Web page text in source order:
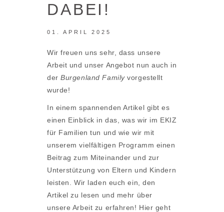
DABEI!
01. APRIL 2025
Wir freuen uns sehr, dass unsere
Arbeit und unser Angebot nun auch in
derBurgenland Familyvorgestellt
wurde!
In einem spannenden Artikel gibt es
einen Einblick in das, was wir im EKIZ
für Familien tun und wie wir mit
unserem vielfältigen Programm einen
Beitrag zum Miteinander und zur
Unterstützung von Eltern und Kindern
leisten. Wir laden euch ein, den
Artikel zu lesen und mehr über
unsere Arbeit zu erfahren! Hier geht